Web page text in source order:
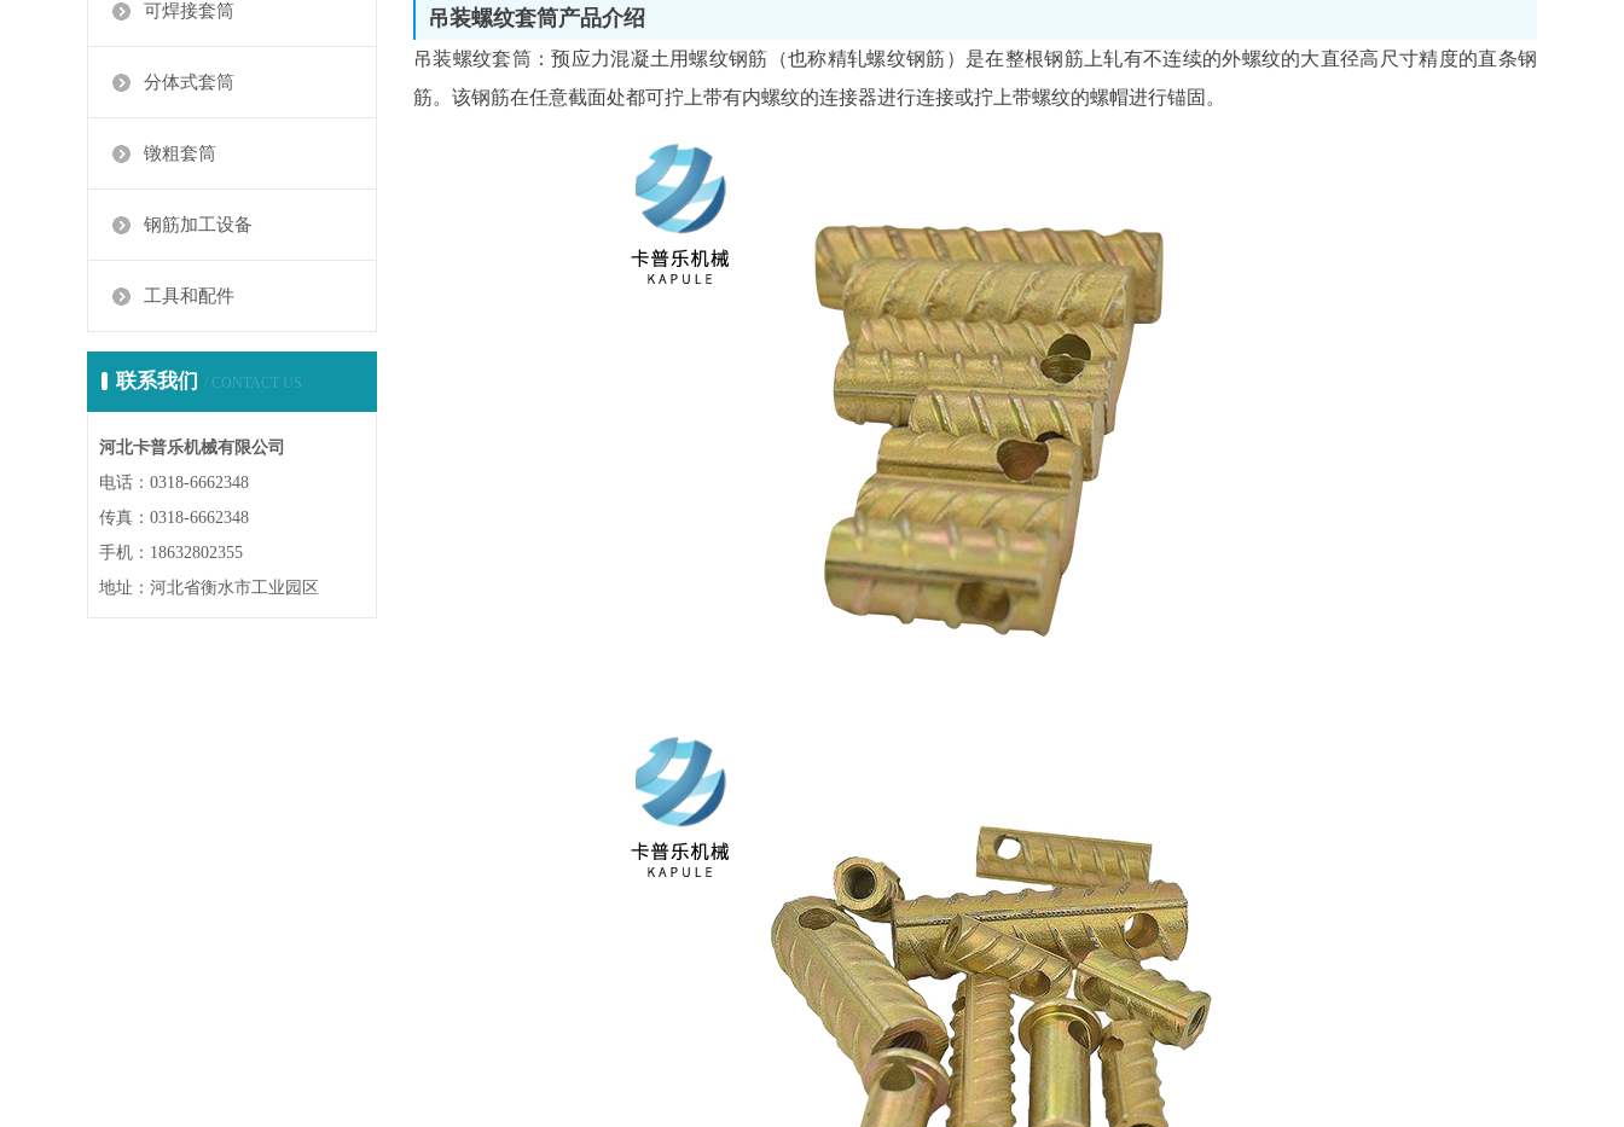
可焊接套筒
分体式套筒
镦粗套筒
钢筋加工设备
工具和配件
联系我们 / CONTACT US
河北卡普乐机械有限公司
电话：0318-6662348
传真：0318-6662348
手机：18632802355
地址：河北省衡水市工业园区
吊装螺纹套筒产品介绍
吊装螺纹套筒：预应力混凝土用螺纹钢筋（也称精轧螺纹钢筋）是在整根钢筋上轧有不连续的外螺纹的大直径高尺寸精度的直条钢
筋。该钢筋在任意截面处都可拧上带有内螺纹的连接器进行连接或拧上带螺纹的螺帽进行锚固。